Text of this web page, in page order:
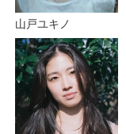
山戸ユキノ